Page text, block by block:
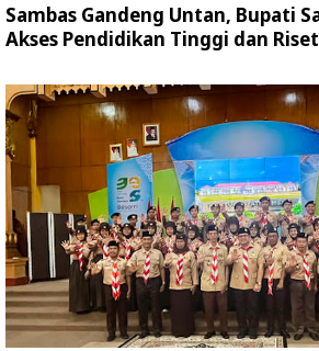
Sambas Gandeng Untan, Bupati
Akses Pendidikan Tinggi dan